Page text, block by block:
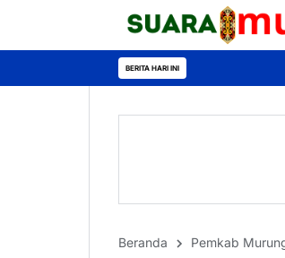
BERITA HARI INI
Beranda Pemkab